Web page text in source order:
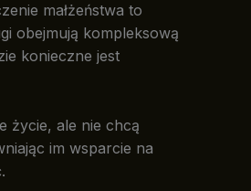
małżeństwa to
obejmują kompleksową
konieczne jest
życie, ale nie chcą
im wsparcie na